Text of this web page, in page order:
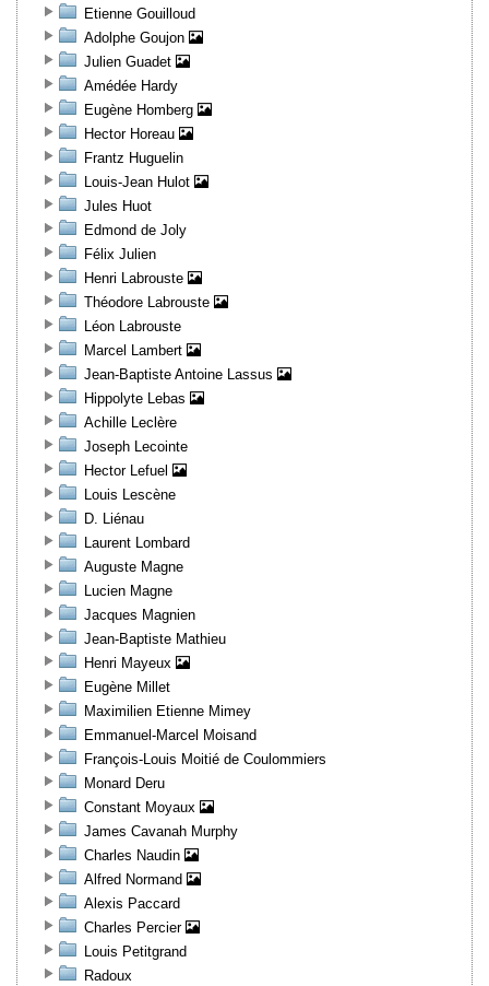
Etienne Gouilloud
Adolphe Goujon
Julien Guadet
Amédée Hardy
Eugène Homberg
Hector Horeau
Frantz Huguelin
Louis-Jean Hulot
Jules Huot
Edmond de Joly
Félix Julien
Henri Labrouste
Théodore Labrouste
Léon Labrouste
Marcel Lambert
Jean-Baptiste Antoine Lassus
Hippolyte Lebas
Achille Leclère
Joseph Lecointe
Hector Lefuel
Louis Lescène
D. Liénau
Laurent Lombard
Auguste Magne
Lucien Magne
Jacques Magnien
Jean-Baptiste Mathieu
Henri Mayeux
Eugène Millet
Maximilien Etienne Mimey
Emmanuel-Marcel Moisand
François-Louis Moitié de Coulommiers
Monard Deru
Constant Moyaux
James Cavanah Murphy
Charles Naudin
Alfred Normand
Alexis Paccard
Charles Percier
Louis Petitgrand
Radoux